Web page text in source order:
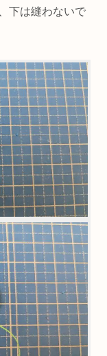
下は縫わないで